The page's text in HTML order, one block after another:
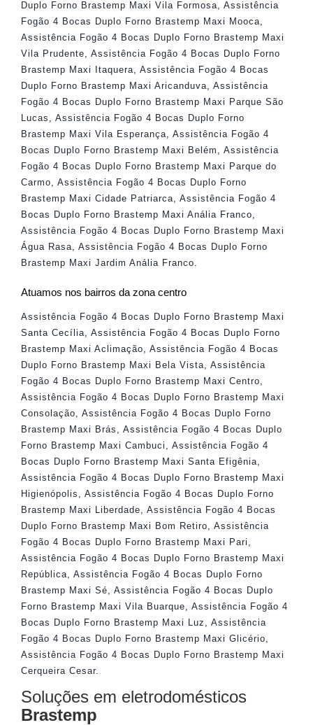
Duplo Forno Brastemp Maxi Vila Formosa, Assistência
Fogão 4 Bocas Duplo Forno Brastemp Maxi Mooca,
Assistência Fogão 4 Bocas Duplo Forno Brastemp Maxi
Vila Prudente, Assistência Fogão 4 Bocas Duplo Forno
Brastemp Maxi Itaquera, Assistência Fogão 4 Bocas
Duplo Forno Brastemp Maxi Aricanduva, Assistência
Fogão 4 Bocas Duplo Forno Brastemp Maxi Parque São
Lucas , Assistência Fogão 4 Bocas Duplo Forno
Brastemp Maxi Vila Esperança, Assistência Fogão 4
Bocas Duplo Forno Brastemp Maxi Belém , Assistência
Fogão 4 Bocas Duplo Forno Brastemp Maxi Parque do
Carmo, Assistência Fogão 4 Bocas Duplo Forno
Brastemp Maxi Cidade Patriarca, Assistência Fogão 4
Bocas Duplo Forno Brastemp Maxi Anália Franco,
Assistência Fogão 4 Bocas Duplo Forno Brastemp Maxi
Água Rasa, Assistência Fogão 4 Bocas Duplo Forno
Brastemp Maxi Jardim Anália Franco.
Atuamos nos bairros da zona centro
Assistência Fogão 4 Bocas Duplo Forno Brastemp Maxi
Santa Cecília
Assistência Fogão 4 Bocas Duplo Forno
Brastemp Maxi Aclimação
Assistência Fogão 4 Bocas
Duplo Forno Brastemp Maxi Bela Vista
Assistência
Fogão 4 Bocas Duplo Forno Brastemp Maxi Centro
Assistência Fogão 4 Bocas Duplo Forno Brastemp Maxi
Consolação
Assistência Fogão 4 Bocas Duplo Forno
Brastemp Maxi Brás
Assistência Fogão 4 Bocas Duplo
Forno Brastemp Maxi Cambuci
Assistência Fogão 4
Bocas Duplo Forno Brastemp Maxi Santa Efigênia
Assistência Fogão 4 Bocas Duplo Forno Brastemp Maxi
Higienópolis
Assistência Fogão 4 Bocas Duplo Forno
Brastemp Maxi Liberdade
Assistência Fogão 4 Bocas
Duplo Forno Brastemp Maxi Bom Retiro
Assistência
Fogão 4 Bocas Duplo Forno Brastemp Maxi Pari
Assistência Fogão 4 Bocas Duplo Forno Brastemp Maxi
República
Assistência Fogão 4 Bocas Duplo Forno
Brastemp Maxi Sé
Assistência Fogão 4 Bocas Duplo
Forno Brastemp Maxi Vila Buarque
Assistência Fogão 4
Bocas Duplo Forno Brastemp Maxi Luz
Assistência
Fogão 4 Bocas Duplo Forno Brastemp Maxi Glicério
Assistência Fogão 4 Bocas Duplo Forno Brastemp Maxi
Cerqueira Cesar.
Soluções em eletrodomésticos
Brastemp